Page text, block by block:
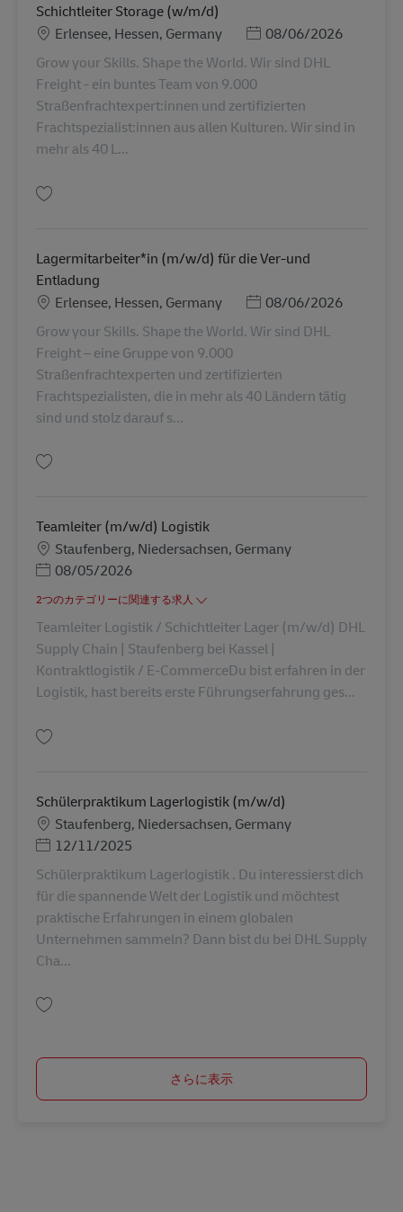
Schichtleiter Storage (w/m/d)
勤務地
Erlensee, Hessen, Germany Posted Date
08/06/2026
Grow your Skills. Shape the World. Wir sind DHL
Freight - ein buntes Team von 9.000
Straßenfrachtexpert:innen und zertifizierten
Frachtspezialist:innen aus allen Kulturen. Wir sind in
mehr als 40 L...
Lagermitarbeiter*in (m/w/d) für die Ver-und
Entladung
勤務地
Erlensee, Hessen, Germany Posted Date
08/06/2026
Grow your Skills. Shape the World. Wir sind DHL
Freight – eine Gruppe von 9.000
Straßenfrachtexperten und zertifizierten
Frachtspezialisten, die in mehr als 40 Ländern tätig
sind und stolz darauf s...
Teamleiter (m/w/d) Logistik
勤務地Staufenberg, Niedersachsen, Germany
Posted Date
08/05/2026
2つのカテゴリーに関連する求人
Teamleiter Logistik / Schichtleiter Lager (m/w/d) DHL
Supply Chain | Staufenberg bei Kassel |
Kontraktlogistik / E-CommerceDu bist erfahren in der
Logistik, hast bereits erste Führungserfahrung ges...
Schülerpraktikum Lagerlogistik (m/w/d)
勤務地Staufenberg, Niedersachsen, Germany
Posted Date
12/11/2025
Schülerpraktikum Lagerlogistik . Du interessierst dich
für die spannende Welt der Logistik und möchtest
praktische Erfahrungen in einem globalen
Unternehmen sammeln? Dann bist du bei DHL Supply
Cha...
さらに表示